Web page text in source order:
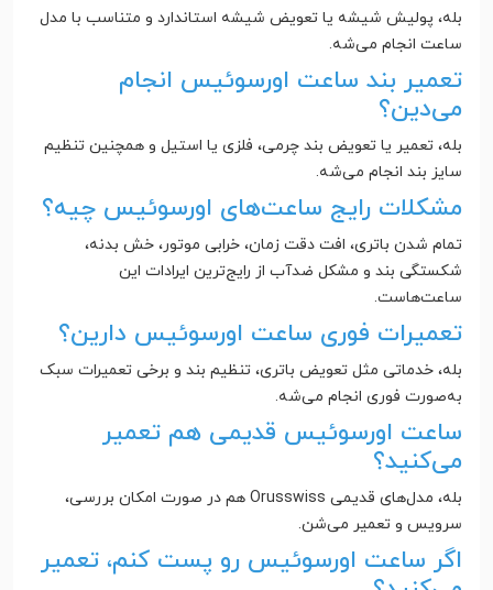
بله، پولیش شیشه یا تعویض شیشه استاندارد و متناسب با مدل
ساعت انجام می‌شه.
تعمیر بند ساعت اورسوئیس انجام
می‌دین؟
بله، تعمیر یا تعویض بند چرمی، فلزی یا استیل و همچنین تنظیم
سایز بند انجام می‌شه.
مشکلات رایج ساعت‌های اورسوئیس چیه؟
تمام شدن باتری، افت دقت زمان، خرابی موتور، خش بدنه،
شکستگی بند و مشکل ضدآب از رایج‌ترین ایرادات این
ساعت‌هاست.
تعمیرات فوری ساعت اورسوئیس دارین؟
بله، خدماتی مثل تعویض باتری، تنظیم بند و برخی تعمیرات سبک
به‌صورت فوری انجام می‌شه.
ساعت اورسوئیس قدیمی هم تعمیر
می‌کنید؟
بله، مدل‌های قدیمی Orusswiss هم در صورت امکان بررسی،
سرویس و تعمیر می‌شن.
اگر ساعت اورسوئیس رو پست کنم، تعمیر